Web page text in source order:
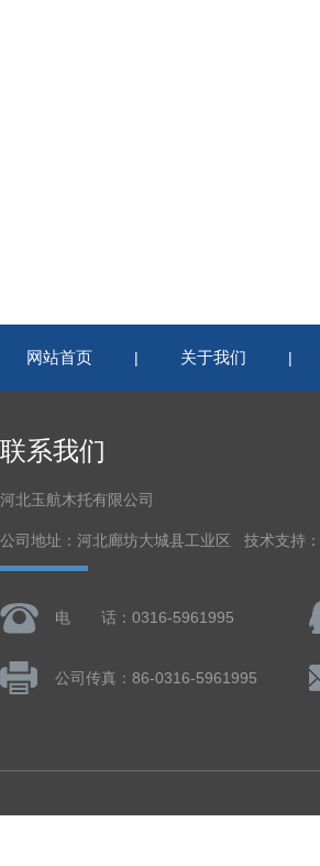
网站首页 | 关于我们 |
联系我们
河北玉航木托有限公司
公司地址：河北廊坊大城县工业区 技术支持：
电 话：0316-5961995
公司传真：86-0316-5961995